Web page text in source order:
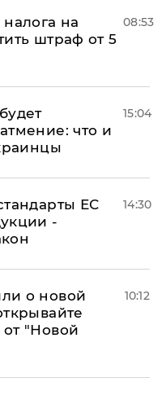
на
штраф от 5
08:53
что и
15:04
ЕС
-
14:30
о новой
"Новой
10:12